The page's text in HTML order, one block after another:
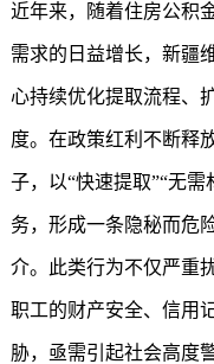
近年来，随着住房公积
需求的日益增长，新疆
心持续优化提取流程、
度。在政策红利不断释
子，以“快速提取”“无
务，形成一条隐秘而
介。此类行为不仅严重
职工的财产安全、信用
胁，亟需引起社会高度